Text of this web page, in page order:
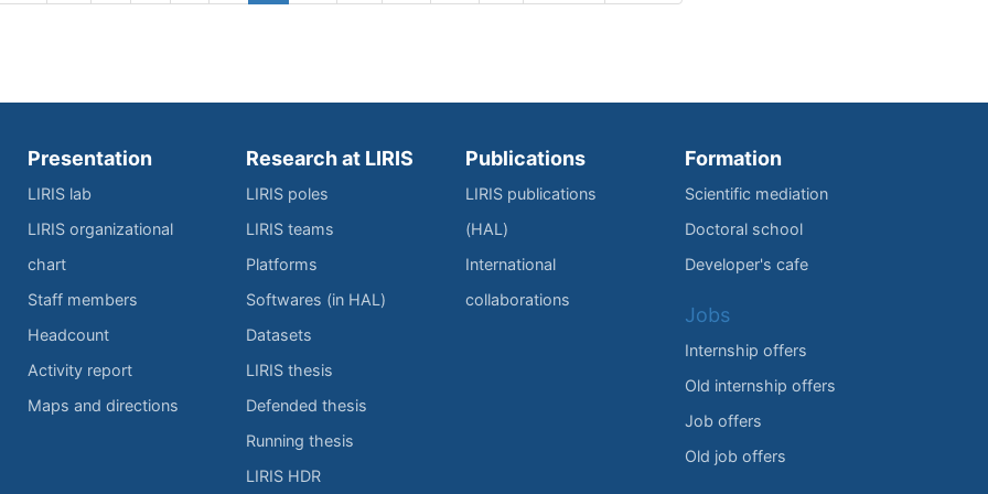
Presentation
LIRIS lab
LIRIS organizational
chart
Staff members
Headcount
Activity report
Maps and directions
Research at LIRIS
LIRIS poles
LIRIS teams
Platforms
Softwares (in HAL)
Datasets
LIRIS thesis
Defended thesis
Running thesis
LIRIS HDR
Publications
LIRIS publications
(HAL)
International
collaborations
Formation
Scientific mediation
Doctoral school
Developer's cafe
Jobs
Internship offers
Old internship offers
Job offers
Old job offers